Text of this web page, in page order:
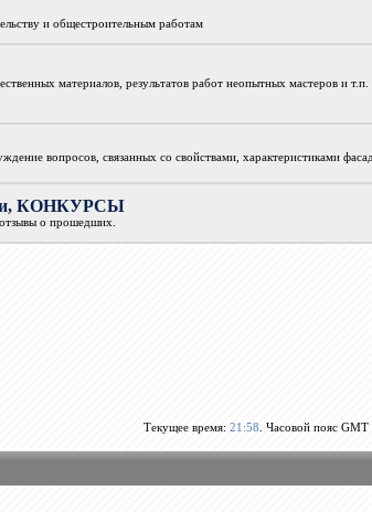
и общестроительным работам
материалов, результатов работ неопытных мастеров и т.п.
вопросов, связанных со свойствами, характеристиками
КОНКУРСЫ
о прошедших.
Текущее время: 21:58 . Часовой пояс GMT